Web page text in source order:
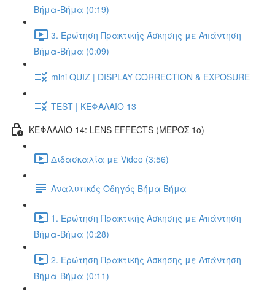
Βήμα-Βήμα (0:19)
3. Ερώτηση Πρακτικής Άσκησης με Απάντηση
Βήμα-Βήμα (0:09)
mini QUIZ | DISPLAY CORRECTION & EXPOSURE
TEST | ΚΕΦΑΛΑΙΟ 13
ΚΕΦΑΛΑΙΟ 14: LENS EFFECTS (ΜΕΡΟΣ 1ο)
Διδασκαλία με Video (3:56)
Αναλυτικός Οδηγός Βήμα Βήμα
1. Ερώτηση Πρακτικής Άσκησης με Απάντηση
Βήμα-Βήμα (0:28)
2. Ερώτηση Πρακτικής Άσκησης με Απάντηση
Βήμα-Βήμα (0:11)